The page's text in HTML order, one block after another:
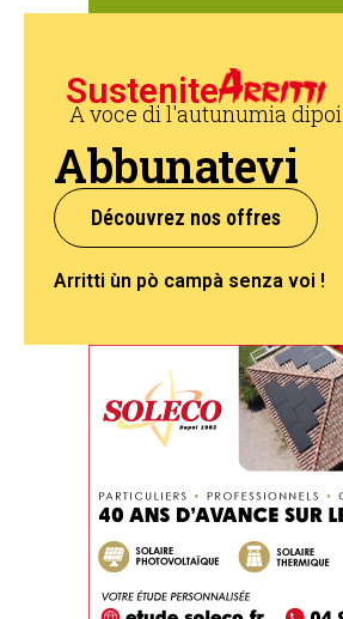
Sustenite
A voce di l'autunumia
Abbunatevi
Découvrez nos offres
Arritti ùn pò campà senza voi !